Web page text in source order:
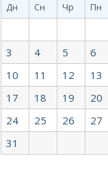
Дн Сн Чр Пн
3
4 5 6
10
11 12 13
17
18 19 20
24
25 26 27
31